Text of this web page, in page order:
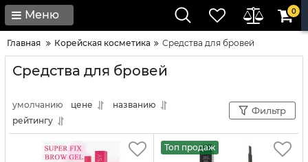
Меню 0
Главная Корейская косметика Средства для бровей
Средства для бровей
умолчанию цене
названию
рейтингу
Фильтр
Топ продаж